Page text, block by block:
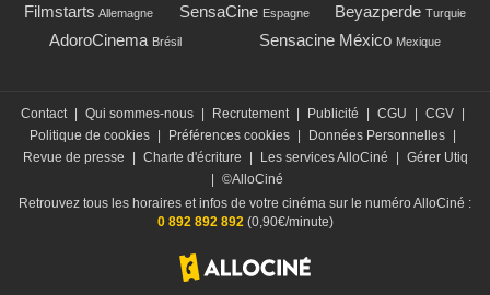
Filmstarts Allemagne SensaCine Espagne Beyazperde Turquie
AdoroCinema Brésil Sensacine México Mexique
Contact Qui sommes-nous Recrutement Publicité CGU CGV
Politique de cookies
Préférences cookies Données Personnelles
Revue de presse
Charte d'écriture Les services AlloCiné
Gérer Utiq
©AlloCiné
Retrouvez tous les horaires et infos de votre cinéma sur le numéro AlloCiné :
0 892 892 892(0,90€/minute)